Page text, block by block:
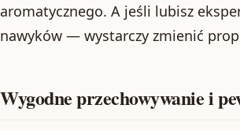
aromatycznego. A jeśli lubisz
nawyków — wystarczy zmienić
Wygodne przechowywanie i